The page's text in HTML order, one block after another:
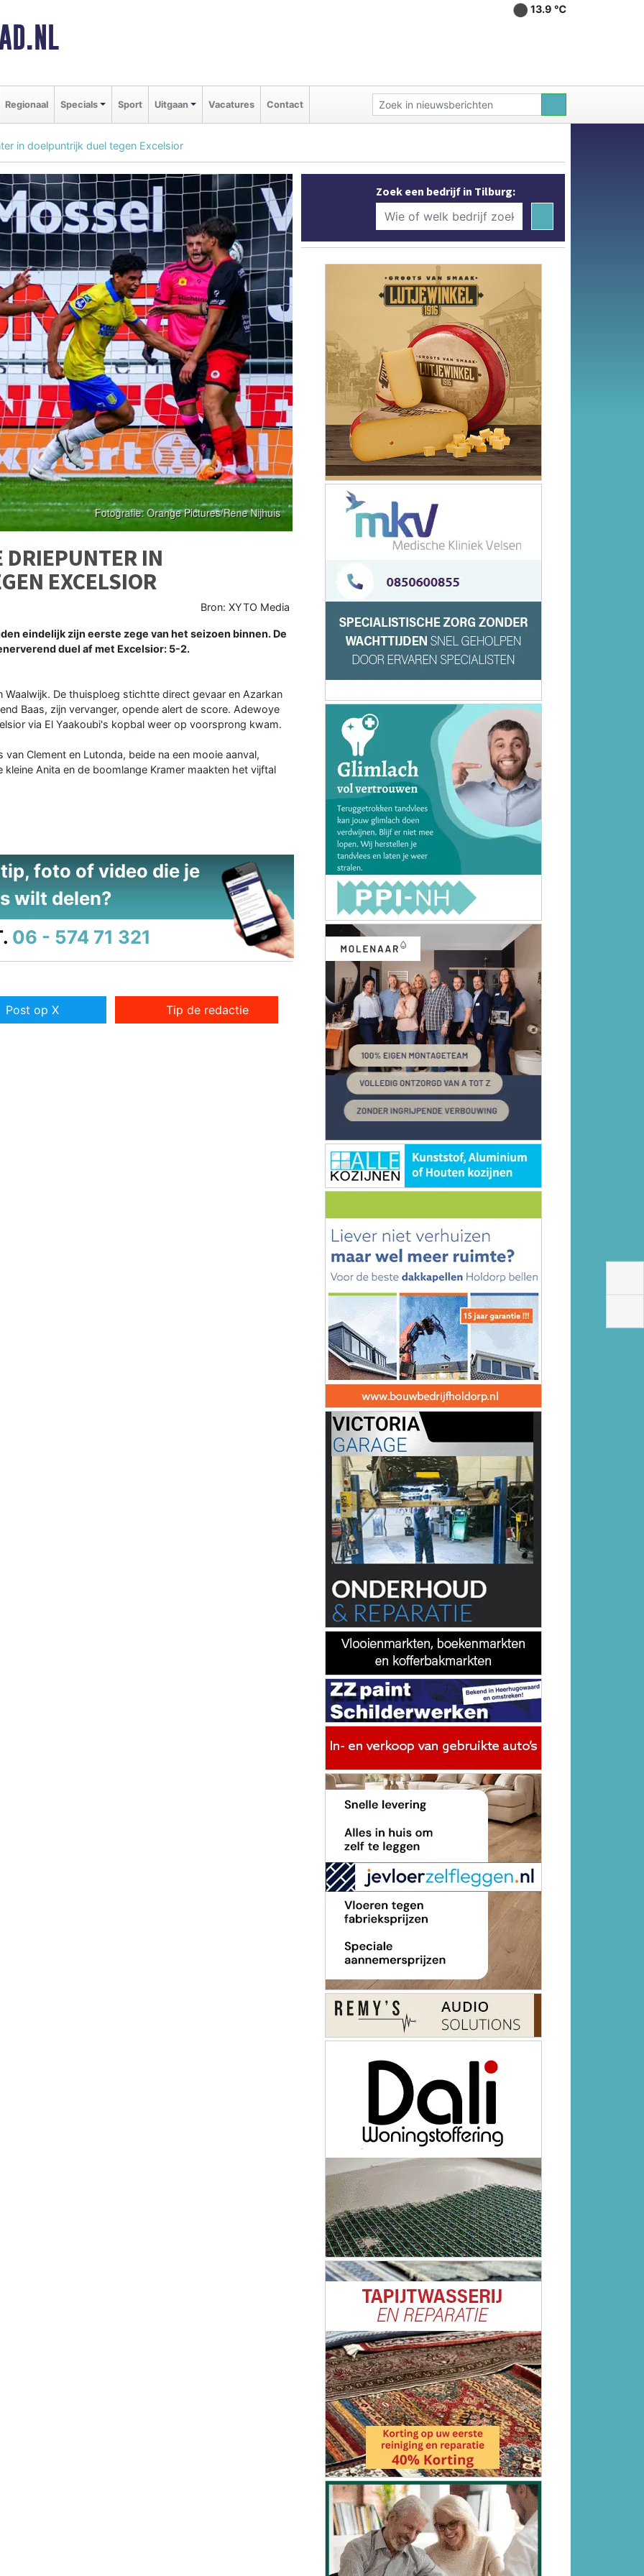
13.9 ℃
Regionaal Specials Sport Uitgaan Vacatures Contact
in doelpuntrijk duel tegen Excelsior
DRIEPUNTER IN
EXCELSIOR
Bron: XYTO Media
eindelijk zijn eerste zege van het seizoen binnen. De
duel af met Excelsior: 5-2.
De thuisploeg stichtte direct gevaar en Azarkan
Baas, zijn vervanger, opende alert de score. Adewoye
via El Yaakoubi's kopbal weer op voorsprong kwam.
Clement en Lutonda, beide na een mooie aanval,
Anita en de boomlange Kramer maakten het vijftal
foto of video die je
wilt delen?
06 - 574 71 321
Post op X Tip de redactie
Zoek een bedrijf in Tilburg: